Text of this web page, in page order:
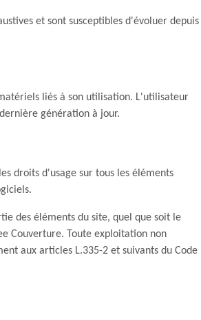
et sont susceptibles d'évoluer depuis
liés à son utilisation. L'utilisateur
génération à jour.
droits d'usage sur tous les éléments
des éléments du site, quel que soit le
Couverture. Toute exploitation non
aux articles L.335-2 et suivants du Code